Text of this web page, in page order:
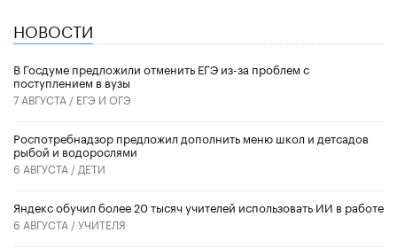
НОВОСТИ
В Госдуме предложили отменить ЕГЭ из-за проблем с
поступлением в вузы
7 АВГУСТА / ЕГЭ И ОГЭ
Роспотребнадзор предложил дополнить меню школ и детсадов
рыбой и водорослями
6 АВГУСТА / ДЕТИ
​Яндекс обучил более 20 тысяч учителей использовать ИИ в работе
6 АВГУСТА /УЧИТЕЛЯ